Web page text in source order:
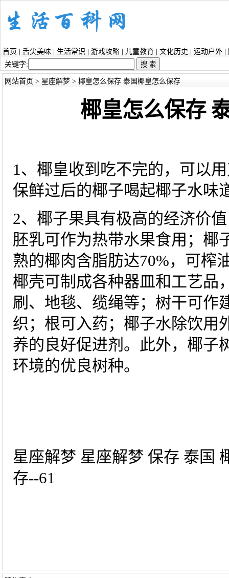
首页 舌尖美味 生活常识 游戏攻略 儿童教育 文化历史 运动户外
关键字:
网站首页 > 星座解梦> 椰皇怎么保存 泰国椰皇怎么保存
椰皇怎么保存
1、椰皇收到吃不完的，可以
保鲜过后的椰子喝起椰子水味
2、椰子果具有极高的经济价
胚乳可作为热带水果食用；椰
熟的椰肉含脂肪达70%，可榨
椰壳可制成各种器皿和工艺品
刷、地毯、缆绳等；树干可作
织；根可入药；椰子水除饮用
养的良好促进剂。此外，椰子
环境的优良树种。
星座解梦 星座解梦 保存 泰国
存--61